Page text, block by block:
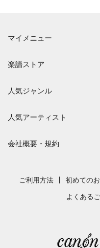
マイメニュー
退会はこちら
楽譜ストア
難易度別に探す
まもなく配信
人気ジャンル
保育
発表会
人気アーティスト
新沢としひこ
会社概要・規約
採用情報
ご利用方法 初めての
よくある